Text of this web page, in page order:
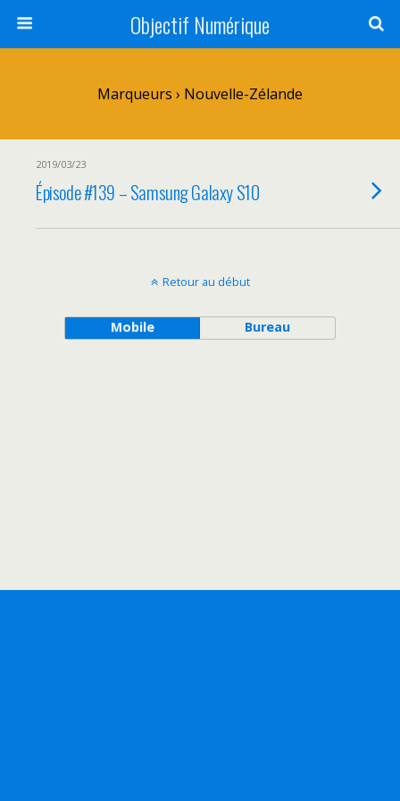
Objectif Numérique
Marqueurs › Nouvelle-Zélande
2019/03/23
Épisode #139 – Samsung Galaxy S10
Retour au début
Mobile Bureau